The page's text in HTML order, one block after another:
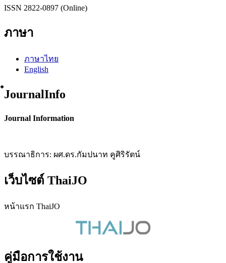
ISSN 2822-0897 (Online)
ภาษา
ภาษาไทย
English
๋JournalInfo
Journal Information
บรรณาธิการ: ผศ.ดร.กัมปนาท คูศิริรัตน์
เว็บไซต์ ThaiJO
หน้าแรก ThaiJO
คู่มือการใช้งาน